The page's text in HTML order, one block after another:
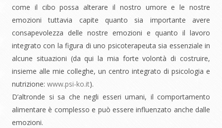
come il cibo possa alterare il nostro umore e le nostre
emozioni tuttavia capite quanto sia importante avere
consapevolezza delle nostre emozioni e quanto il lavoro
integrato con la figura di uno psicoterapeuta sia essenziale in
alcune situazioni (da qui la mia forte volontà di costruire,
insieme alle mie colleghe, un centro integrato di psicologia e
nutrizione: www.psi-ko.it).
D’altronde si sa che negli esseri umani, il comportamento
alimentare è complesso e può essere influenzato anche dalle
emozioni.